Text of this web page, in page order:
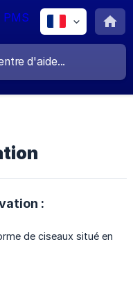
:
de ciseaux situé en